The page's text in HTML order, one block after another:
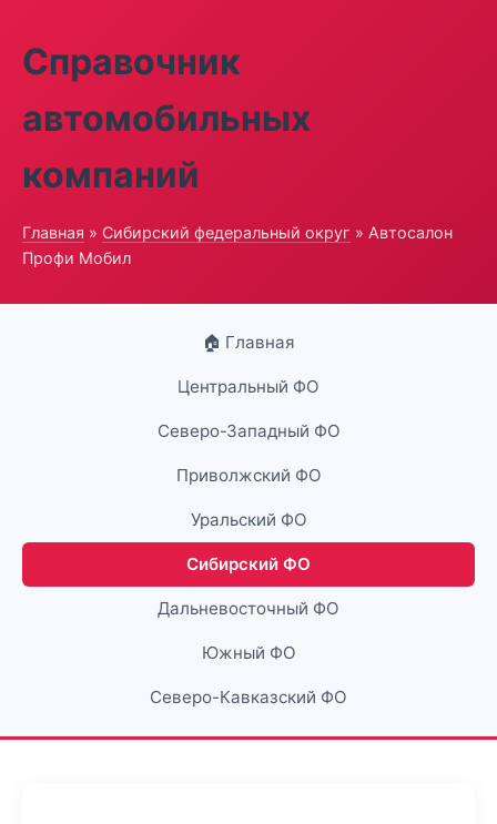
Справочник
автомобильных
компаний
Главная » Сибирский федеральный округ » Автосалон
Профи Мобил
🏠 Главная
Центральный ФО
Северо-Западный ФО
Приволжский ФО
Уральский ФО
Сибирский ФО
Дальневосточный ФО
Южный ФО
Северо-Кавказский ФО